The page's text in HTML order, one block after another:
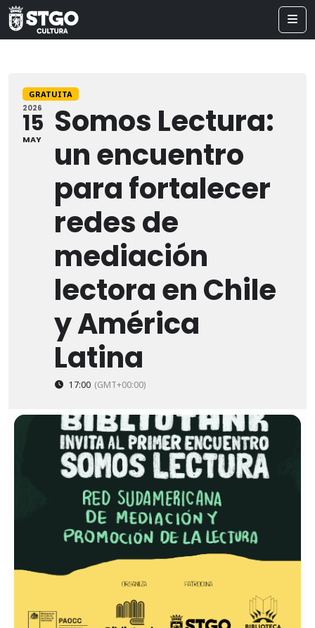
GRATUITA
2026
15
MAY
Somos Lectura:
un encuentro
para fortalecer
redes de
mediación
lectora en Chile
y América
Latina
17:00 (GMT+00:00)